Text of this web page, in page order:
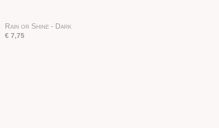
Rain or Shine - Dark
€ 7,75